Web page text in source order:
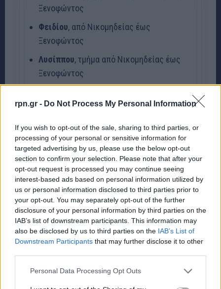
rpn.gr - Do Not Process My Personal Information
If you wish to opt-out of the sale, sharing to third parties, or
processing of your personal or sensitive information for
targeted advertising by us, please use the below opt-out
section to confirm your selection. Please note that after your
opt-out request is processed you may continue seeing
interest-based ads based on personal information utilized by
us or personal information disclosed to third parties prior to
your opt-out. You may separately opt-out of the further
disclosure of your personal information by third parties on the
IAB’s list of downstream participants. This information may
also be disclosed by us to third parties on the IAB’s List of
Downstream Participants that may further disclose it to other
Personal Data Processing Opt Outs
Ξενοφώντος
Φειδίου, από Νικομηδείας έως
Ξενοφώντος
Λυσίππου, τμήμα από Νικομηδείας έως
Ξενοφώντος
Ξενοφώντος
Πολυκλείτου, από Πυθαγόρα έως
Ξενοφώντος
Επικούρου, από Πυθαγόρα έως
Ξενοφώντος
Ευριπίδου, από Πυθαγόρα έως
Ξενοφώντος
Κλεοβούλου, από Πυθαγόρα έως
Ξενοφώντος
Σοφοκλέους, από Πυθαγόρα έως
Ξενοφώντος
Ανώνυμη, κάθετος στη Σοφοκλέους
, από